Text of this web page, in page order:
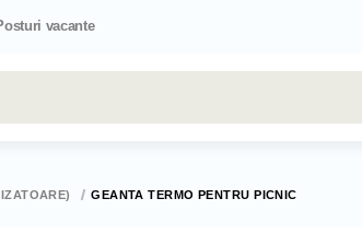
vacante
GEANTA TERMO PENTRU PICNIC